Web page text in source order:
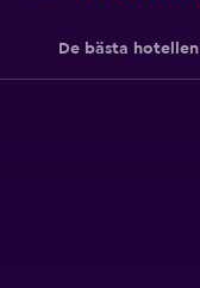
De bästa hotellen